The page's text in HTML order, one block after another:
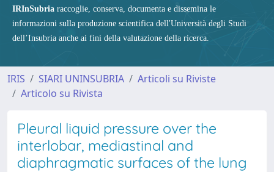
IRInSubria raccoglie, conserva, documenta e dissemina le
informazioni sulla produzione scientifica dell'Università degli Studi
dell’Insubria anche ai fini della valutazione della ricerca.
IRIS SIARI UNINSUBRIA
Articoli su Riviste
Articolo su Rivista
Pleural liquid pressure over the
interlobar, mediastinal and
diaphragmatic surfaces of the lung